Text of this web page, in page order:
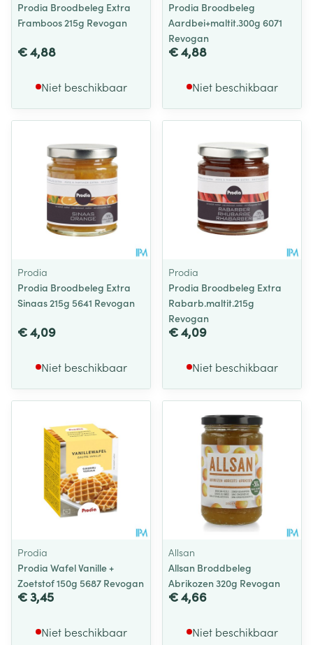
Prodia Broodbeleg Extra
Framboos 215g Revogan
€ 4,88
Niet beschikbaar
Prodia Broodbeleg
Aardbei+maltit.300g 6071
Revogan
€ 4,88
Niet beschikbaar
Prodia
Prodia Broodbeleg Extra
Sinaas 215g 5641 Revogan
€ 4,09
Niet beschikbaar
Prodia
Prodia Broodbeleg Extra
Rabarb.maltit.215g
Revogan
€ 4,09
Niet beschikbaar
Prodia
Prodia Wafel Vanille +
Zoetstof 150g 5687 Revogan
€ 3,45
Niet beschikbaar
Allsan
Allsan Broddbeleg
Abrikozen 320g Revogan
€ 4,66
Niet beschikbaar